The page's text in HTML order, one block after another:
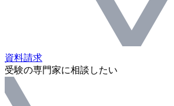
資料請求
受験の専門家に相談したい